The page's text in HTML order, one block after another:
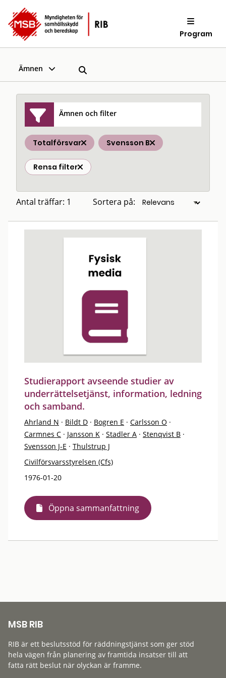
Program
Ämnen
Ämnen och filter
Totalförsvar Svensson B
Rensa filter
Antal träffar: 1 Sortera på:
Studierapport avseende studier av
underrättelsetjänst, information, ledning
och samband.
Ahrland N · Bildt D · Bogren E · Carlsson O ·
Carmnes C · Jansson K · Stadler A · Stenqvist B ·
Svensson J-E · Thulstrup J
Civilförsvarsstyrelsen (Cfs)
1976-01-20
Öppna sammanfattning
MSB RIB
RIB är ett beslutsstöd för räddningstjänst som ger stöd
hela vägen från planering av framtida insatser till att
fatta rätt beslut när olyckan är framme.